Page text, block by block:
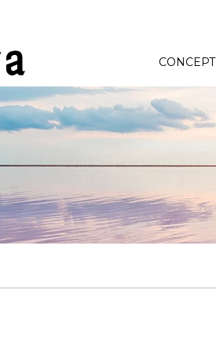
CONCEPT